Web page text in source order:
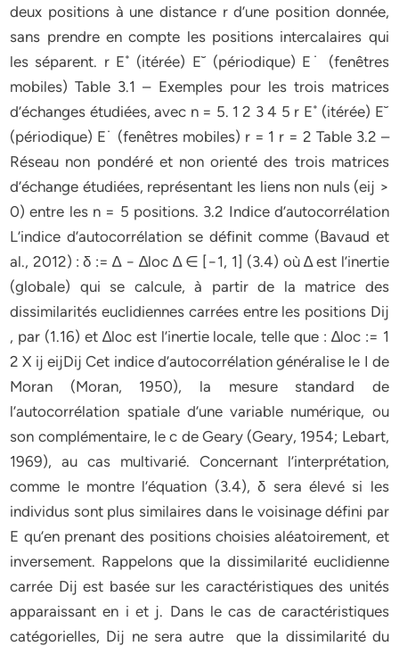
deux positions à une distance r d’une position donnée,
sans prendre en compte les positions intercalaires qui
les séparent. r E˚ (itérée) E˘ (périodique) E˙ (fenêtres
mobiles) Table 3.1 – Exemples pour les trois matrices
d’échanges étudiées, avec n = 5. 1 2 3 4 5 r E˚ (itérée) E˘
(périodique) E˙ (fenêtres mobiles) r = 1 r = 2 Table 3.2 –
Réseau non pondéré et non orienté des trois matrices
d’échange étudiées, représentant les liens non nuls (eij >
0) entre les n = 5 positions. 3.2 Indice d’autocorrélation
L’indice d’autocorrélation se définit comme (Bavaud et
al., 2012) : δ := ∆ − ∆loc ∆ ∈ [−1, 1] (3.4) où ∆ est l’inertie
(globale) qui se calcule, à partir de la matrice des
dissimilarités euclidiennes carrées entre les positions Dij
, par (1.16) et ∆loc est l’inertie locale, telle que : ∆loc := 1
2 X ij eijDij Cet indice d’autocorrélation généralise le I de
Moran (Moran, 1950), la mesure standard de
l’autocorrélation spatiale d’une variable numérique, ou
son complémentaire, le c de Geary (Geary, 1954; Lebart,
1969), au cas multivarié. Concernant l’interprétation,
comme le montre l’équation (3.4), δ sera élevé si les
individus sont plus similaires dans le voisinage défini par
E qu’en prenant des positions choisies aléatoirement, et
inversement. Rappelons que la dissimilarité euclidienne
carrée Dij est basée sur les caractéristiques des unités
apparaissant en i et j. Dans le cas de caractéristiques
catégorielles, Dij ne sera autre que la dissimilarité du